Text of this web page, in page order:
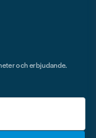
och erbjudande.